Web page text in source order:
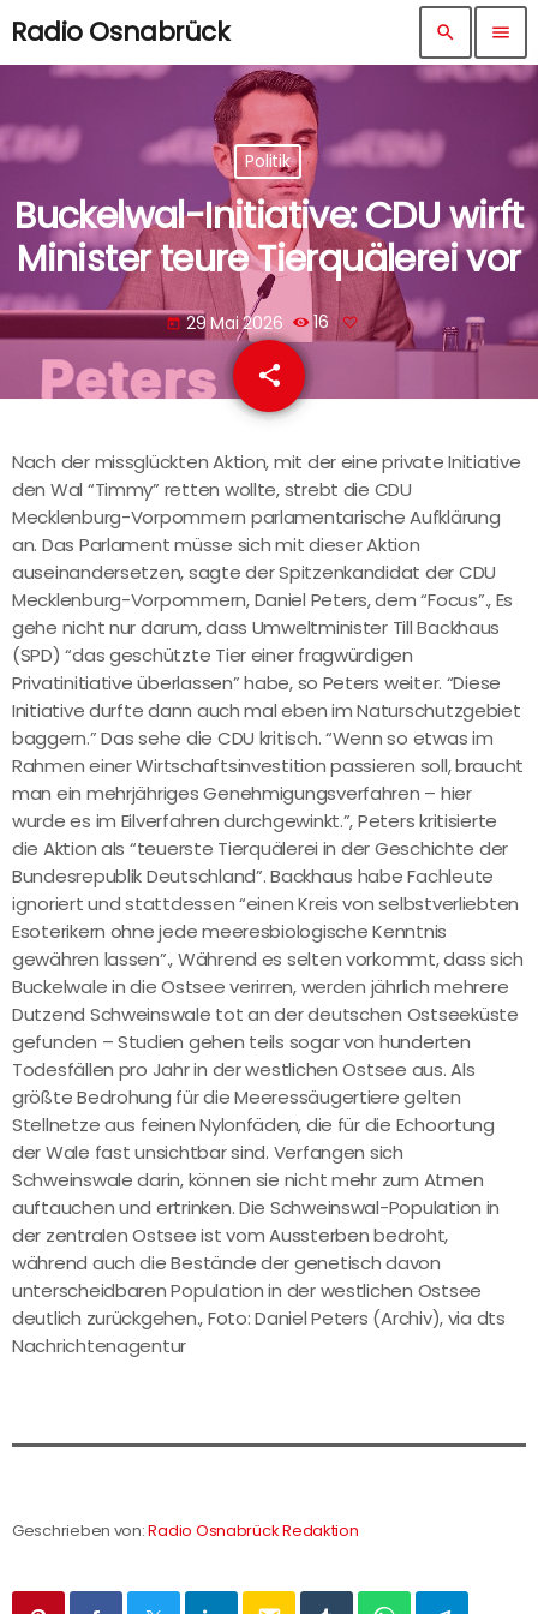
Radio Osnabrück search menu
Politik
Buckelwal-Initiative: CDU wirft
Minister teure Tierquälerei vor
today 29 Mai 2026 16
share
email
Nach der missglückten Aktion, mit der eine private Initiative
den Wal “Timmy” retten wollte, strebt die CDU
Mecklenburg-Vorpommern parlamentarische Aufklärung
an. Das Parlament müsse sich mit dieser Aktion
auseinandersetzen, sagte der Spitzenkandidat der CDU
Mecklenburg-Vorpommern, Daniel Peters, dem “Focus”., Es
gehe nicht nur darum, dass Umweltminister Till Backhaus
(SPD) “das geschützte Tier einer fragwürdigen
Privatinitiative überlassen” habe, so Peters weiter. “Diese
Initiative durfte dann auch mal eben im Naturschutzgebiet
baggern.” Das sehe die CDU kritisch. “Wenn so etwas im
Rahmen einer Wirtschaftsinvestition passieren soll, braucht
man ein mehrjähriges Genehmigungsverfahren – hier
wurde es im Eilverfahren durchgewinkt.”, Peters kritisierte
die Aktion als “teuerste Tierquälerei in der Geschichte der
Bundesrepublik Deutschland”. Backhaus habe Fachleute
ignoriert und stattdessen “einen Kreis von selbstverliebten
Esoterikern ohne jede meeresbiologische Kenntnis
gewähren lassen”., Während es selten vorkommt, dass sich
Buckelwale in die Ostsee verirren, werden jährlich mehrere
Dutzend Schweinswale tot an der deutschen Ostseeküste
gefunden – Studien gehen teils sogar von hunderten
Todesfällen pro Jahr in der westlichen Ostsee aus. Als
größte Bedrohung für die Meeressäugertiere gelten
Stellnetze aus feinen Nylonfäden, die für die Echoortung
der Wale fast unsichtbar sind. Verfangen sich
Schweinswale darin, können sie nicht mehr zum Atmen
auftauchen und ertrinken. Die Schweinswal-Population in
der zentralen Ostsee ist vom Aussterben bedroht,
während auch die Bestände der genetisch davon
unterscheidbaren Population in der westlichen Ostsee
deutlich zurückgehen., Foto: Daniel Peters (Archiv), via dts
Nachrichtenagentur
Geschrieben von:Radio Osnabrück Redaktion